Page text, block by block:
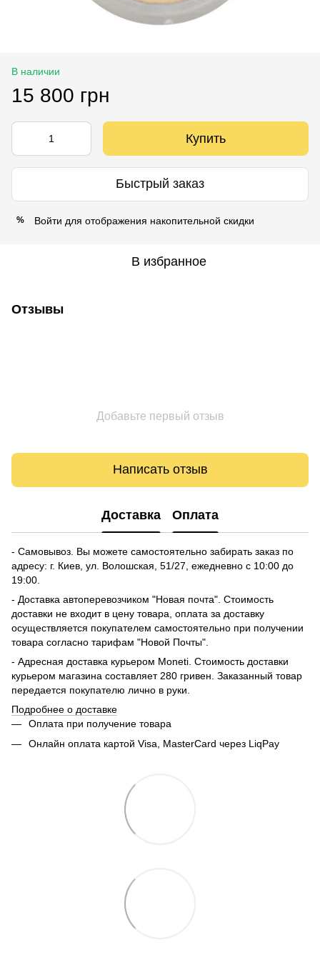
В наличии
15 800 грн
Купить
Быстрый заказ
% Войти для отображения накопительной скидки
В избранное
Отзывы
Добавьте первый отзыв
Написать отзыв
Доставка Оплата
- Самовывоз. Вы можете самостоятельно забирать заказ по
адресу: г. Киев, ул. Волошская, 51/27, ежедневно с 10:00 до
19:00.
- Доставка автоперевозчиком "Новая почта". Стоимость
доставки не входит в цену товара, оплата за доставку
осуществляется покупателем самостоятельно при получении
товара согласно тарифам "Новой Почты".
- Адресная доставка курьером Moneti. Стоимость доставки
курьером магазина составляет 280 гривен. Заказанный товар
передается покупателю лично в руки.
Подробнее о доставке
Оплата при получение товара
Онлайн оплата картой Visa, MasterCard через LiqPay